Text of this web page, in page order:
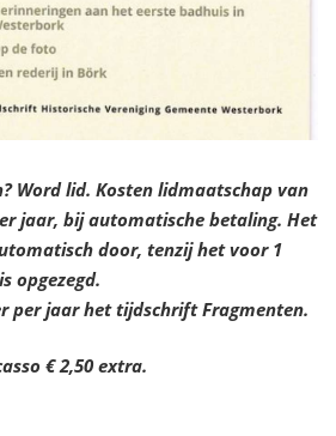
Word lid. Kosten lidmaatschap van
jaar, bij automatische betaling. Het
door, tenzij het voor 1
opgezegd.
per jaar het tijdschrift Fragmenten.
€ 2,50 extra.